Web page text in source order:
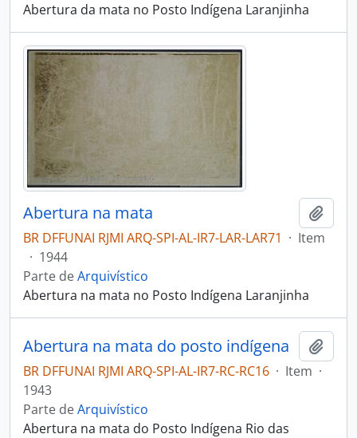
Abertura da mata no Posto Indígena Laranjinha
Abertura na mata
BR DFFUNAI RJMI ARQ-SPI-AL-IR7-LAR-LAR71 · Item
· 1944
Parte deArquivístico
Abertura na mata no Posto Indígena Laranjinha
Abertura na mata do posto indígena
BR DFFUNAI RJMI ARQ-SPI-AL-IR7-RC-RC16 · Item ·
1943
Parte deArquivístico
Abertura na mata do Posto Indígena Rio das